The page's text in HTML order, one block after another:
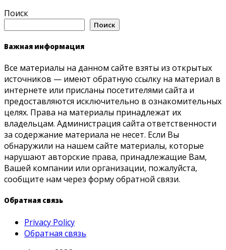
Поиск
Поиск
Важная информация
Все материалы на данном сайте взяты из открытых
источников — имеют обратную ссылку на материал в
интернете или присланы посетителями сайта и
предоставляются исключительно в ознакомительных
целях. Права на материалы принадлежат их
владельцам. Администрация сайта ответственности
за содержание материала не несет. Если Вы
обнаружили на нашем сайте материалы, которые
нарушают авторские права, принадлежащие Вам,
Вашей компании или организации, пожалуйста,
сообщите нам через форму обратной связи.
Обратная связь
Privacy Policy
Обратная связь